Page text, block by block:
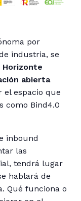
por
industria, se
Horizonte
abierta
el espacio que
como Bind4.0
inbound
las
tendrá lugar
hablará de
Qué funciona o